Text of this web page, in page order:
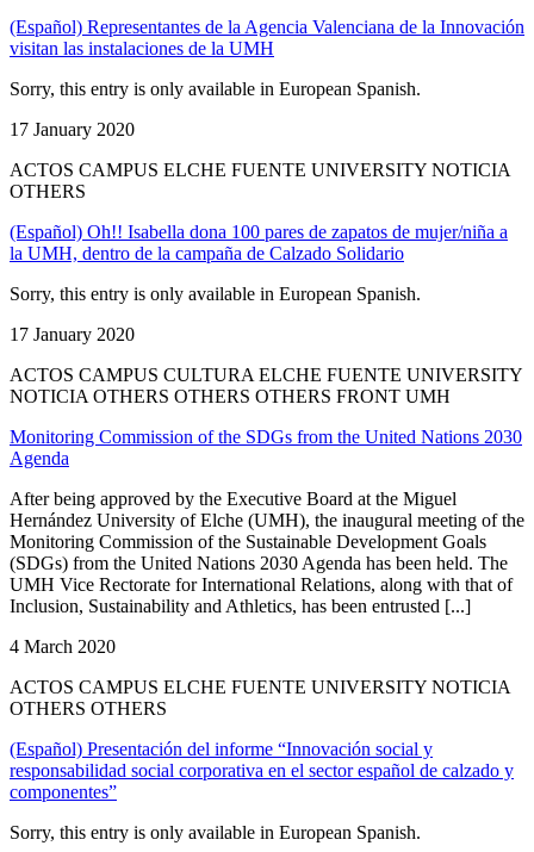
(Español) Representantes de la Agencia Valenciana de la Innovación
visitan las instalaciones de la UMH
Sorry, this entry is only available in European Spanish.
17 January 2020
ACTOS CAMPUS ELCHE FUENTE UNIVERSITY NOTICIA
OTHERS
(Español) Oh!! Isabella dona 100 pares de zapatos de mujer/niña a
la UMH, dentro de la campaña de Calzado Solidario
Sorry, this entry is only available in European Spanish.
17 January 2020
ACTOS CAMPUS CULTURA ELCHE FUENTE UNIVERSITY
NOTICIA OTHERS OTHERS OTHERS FRONT UMH
Monitoring Commission of the SDGs from the United Nations 2030
Agenda
After being approved by the Executive Board at the Miguel
Hernández University of Elche (UMH), the inaugural meeting of the
Monitoring Commission of the Sustainable Development Goals
(SDGs) from the United Nations 2030 Agenda has been held. The
UMH Vice Rectorate for International Relations, along with that of
Inclusion, Sustainability and Athletics, has been entrusted [...]
4 March 2020
ACTOS CAMPUS ELCHE FUENTE UNIVERSITY NOTICIA
OTHERS OTHERS
(Español) Presentación del informe “Innovación social y
responsabilidad social corporativa en el sector español de calzado y
componentes”
Sorry, this entry is only available in European Spanish.